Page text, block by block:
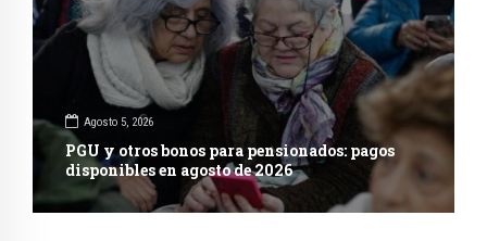
Agosto 5, 2026
PGU y otros bonos para pensionados: pagos
disponibles en agosto de 2026